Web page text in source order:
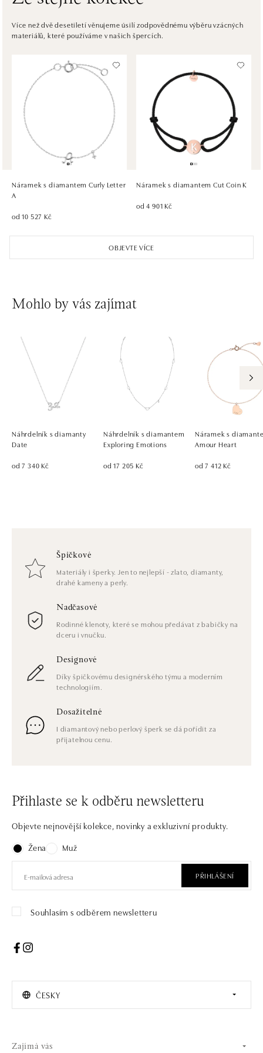
ALOve OC Eurovea, Bratislava
Pribinova 8, 811 09 Bratislava
tel.: +421917090467
HALADA OC Avion, Bratislava
Ivanská cesta 16, 821 04 Bratislava
dnes otevřeno od 09:00
HALADA OC Eurovea, Bratislava
Pribinova 8, 811 09 Bratislava
dnes otevřeno od 10:00
Více než dvě desetiletí věnujeme úsilí zodpovědnému výběru vzácných
materiálů, které používáme v našich špercích.
OBJEVTE VÍCE
Náramek s diamantem Curly Letter
A
od 10 527 Kč
Náramek s diamantem Cut Coin K
od 4 901 Kč
Mohlo by vás zajímat
Náhrdelník s diamanty
Date
od 7 340 Kč
Náhrdelník s diamantem
Exploring Emotions
od 17 205 Kč
Náramek s
Amour Heart
od 7 412 Kč
Špičkové
Materiály i šperky. Jen to nejlepší - zlato, diamanty,
drahé kameny a perly.
Nadčasové
Rodinné klenoty, které se mohou předávat z babičky na
dceru i vnučku.
Designové
Díky špičkovému designérského týmu a moderním
technologiím.
Dosažitelné
I diamantový nebo perlový šperk se dá pořídit za
přijatelnou cenu.
Přihlaste se k odběru newsletteru
Objevte nejnovější kolekce, novinky a exkluzivní produkty.
Žena
Muž
PŘIHLÁŠENÍ
Souhlasím s odběrem newsletteru
ČESKY
Zajímá vás